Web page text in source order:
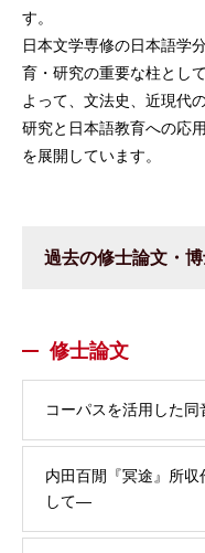
す。
日本文学専修の日本語学
育・研究の重要な柱とし
よって、文法史、近現代
研究と日本語教育への応
を展開しています。
過去の修士論文・博
修士論文
コーパスを活用した同
内田百閒『冥途』所
して—